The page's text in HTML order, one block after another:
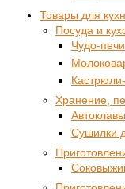
Товары для
Посуда и
Чудо-печи
Хранение,
Автоклавы
Сушилки